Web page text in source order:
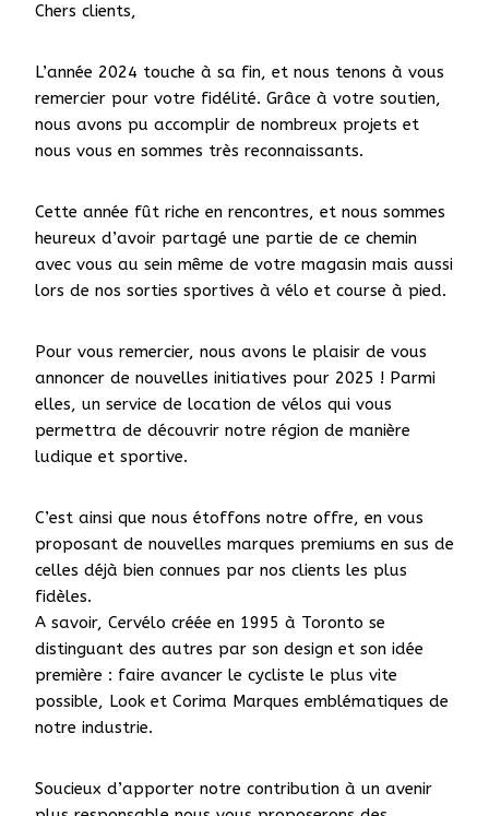
Chers clients,
L’année 2024 touche à sa fin, et nous tenons à vous
remercier pour votre fidélité. Grâce à votre soutien,
nous avons pu accomplir de nombreux projets et
nous vous en sommes très reconnaissants.
Cette année fût riche en rencontres, et nous sommes
heureux d’avoir partagé une partie de ce chemin
avec vous au sein même de votre magasin mais aussi
lors de nos sorties sportives à vélo et course à pied.
Pour vous remercier, nous avons le plaisir de vous
annoncer de nouvelles initiatives pour 2025 ! Parmi
elles, un service de location de vélos qui vous
permettra de découvrir notre région de manière
ludique et sportive.
C’est ainsi que nous étoffons notre offre, en vous
proposant de nouvelles marques premiums en sus de
celles déjà bien connues par nos clients les plus
fidèles.
A savoir, Cervélo créée en 1995 à Toronto se
distinguant des autres par son design et son idée
première : faire avancer le cycliste le plus vite
possible, Look et Corima Marques emblématiques de
notre industrie.
Soucieux d’apporter notre contribution à un avenir